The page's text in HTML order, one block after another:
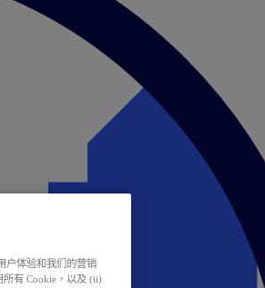
户体验和我们的营销
所有 Cookie，以及 (ii)